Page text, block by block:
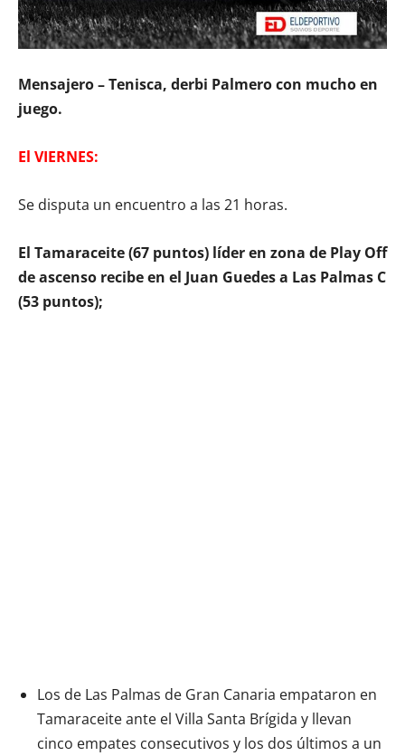
Mensajero – Tenisca, derbi Palmero con mucho en
juego.
El VIERNES:
Se disputa un encuentro a las 21 horas.
El Tamaraceite (67 puntos) líder en zona de Play Off
de ascenso recibe en el Juan Guedes a Las Palmas C
(53 puntos);
Los de Las Palmas de Gran Canaria empataron en
Tamaraceite ante el Villa Santa Brígida y llevan
cinco empates consecutivos y los dos últimos a un